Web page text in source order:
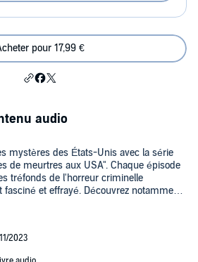
pour 17,99 €
audio
mystères des États-Unis avec la série
de meurtres aux USA". Chaque épisode
tréfonds de l'horreur criminelle
fasciné et effrayé. Découvrez notamment
Wayne Kearney, le tueur au sac
à une plongée dans l'esprit tordu de
dans les recoins les plus sombres de
du premier au dernier meurtre.
tueur au sac poubelle